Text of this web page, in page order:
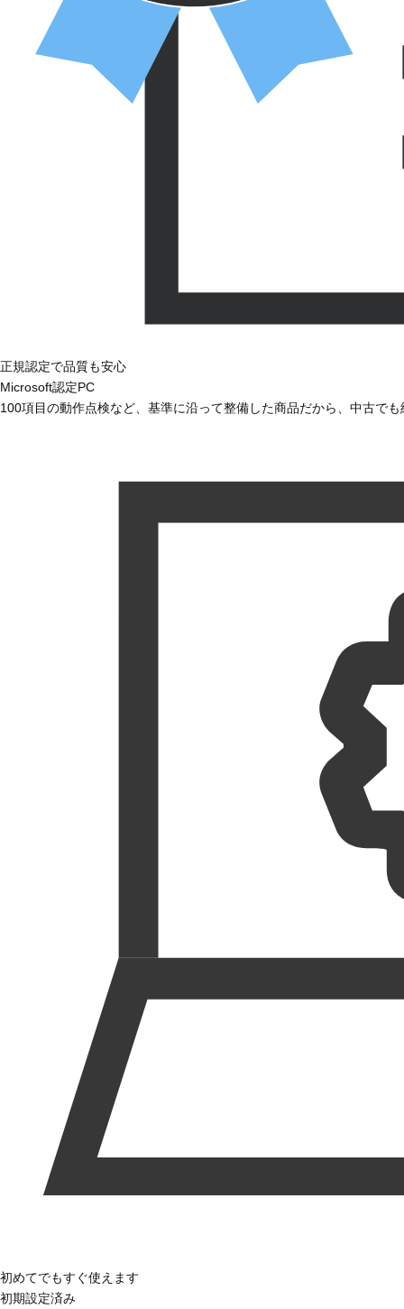
正規認定で品質も安心
Microsoft認定PC
100項目の動作点検など、基準に沿って整備した商品だから、中古で
初めてでもすぐ使えます
初期設定済み